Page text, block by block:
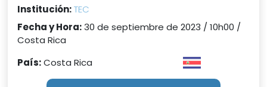
Institución:TEC
Fecha y Hora:30 de septiembre de 2023 / 10h00 /
Costa Rica
País:Costa Rica